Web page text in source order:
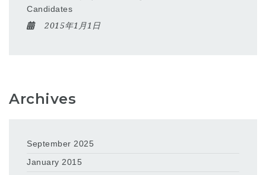
Candidates
2015年1月1日
Archives
September 2025
January 2015